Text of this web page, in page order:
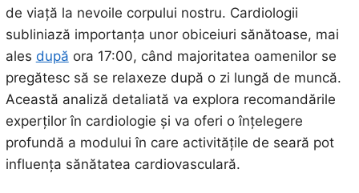
de viață la nevoile corpului nostru. Cardiologii
subliniază importanța unor obiceiuri sănătoase, mai
ales după ora 17:00, când majoritatea oamenilor se
pregătesc să se relaxeze după o zi lungă de muncă.
Această analiză detaliată va explora recomandările
experților în cardiologie și va oferi o înțelegere
profundă a modului în care activitățile de seară pot
influența sănătatea cardiovasculară.